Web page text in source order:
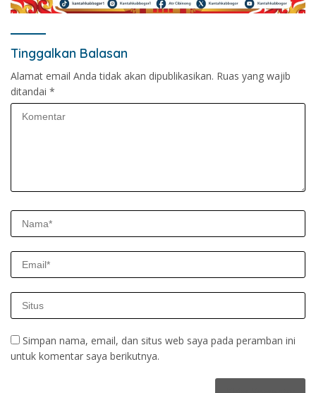
Tinggalkan Balasan
Alamat email Anda tidak akan dipublikasikan. Ruas yang wajib
ditandai *
Simpan nama, email, dan situs web saya pada peramban ini
untuk komentar saya berikutnya.